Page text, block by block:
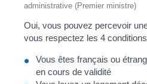
administrative (Premier ministre)
Oui, vous pouvez percevoir
vous respectez les 4
Vous êtes français ou
en cours de validité